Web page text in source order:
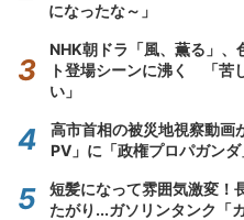
になったな～」
NHK朝ドラ「風、薫る」、
ト登場シーンに沸く 「苦
い」
高市首相の被災地視察動
PV」に「政権プロパガン
短髪になって雰囲気激変！
たがり...ガソリンタンク「